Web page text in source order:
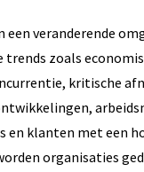
een veranderende
trends zoals
kritische
en klanten met een
organisaties